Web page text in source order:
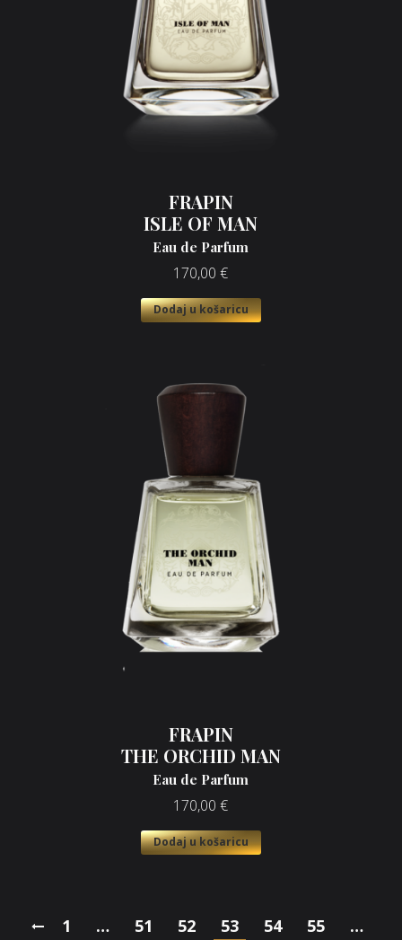
FRAPIN
ISLE OF MAN
Eau de Parfum
170,00 €
Dodaj u košaricu
FRAPIN
THE ORCHID MAN
Eau de Parfum
170,00 €
Dodaj u košaricu
1 … 51 52 53 54 55
…